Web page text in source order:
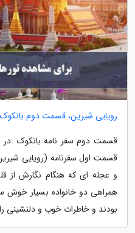
رویایی شیرین، قسمت دوم بانکوک
قسمت دوم سفر نامه بانکوک :در
قسمت اول سفرنامه (رویایی
و عجله ای که هنگام نگارش از
همراهی دو خانواده بسیار خوش
بودند و خاطرات خوب و دلنشینی را